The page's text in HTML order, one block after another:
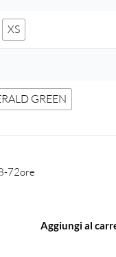
XS
GREEN
72ore
Aggiungi al